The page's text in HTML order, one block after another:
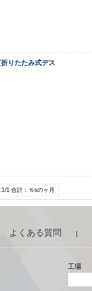
りたたみ式デス
1 合計：％sのヶ月
よくある質問 |
工場